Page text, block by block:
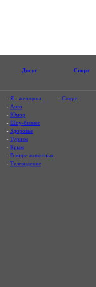
Досуг Спорт
- Я - женщина
- Авто
- Юмор
- Шоу-бизнес
- Здоровье
- Туризм
- Крым
- В мире животных
- Телевидение
-Спорт